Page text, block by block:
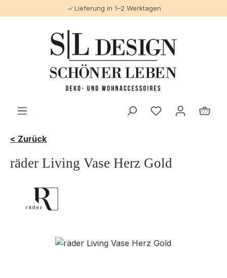
Lieferung in 1–2 Werktagen
< Zurück
räder Living Vase Herz Gold
Bildergalerie überspringen